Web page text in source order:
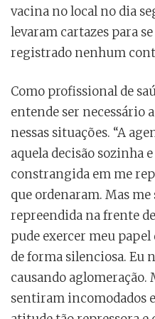
vacina no local no dia
levaram cartazes para
registrado nenhum
Como profissional de
entende ser necessário
nessas situações. “A
aquela decisão sozinha
constrangida em me
que ordenaram. Mas
repreendida na frente de
pude exercer meu
de forma silenciosa. Eu
causando aglomeração.
sentiram incomodados